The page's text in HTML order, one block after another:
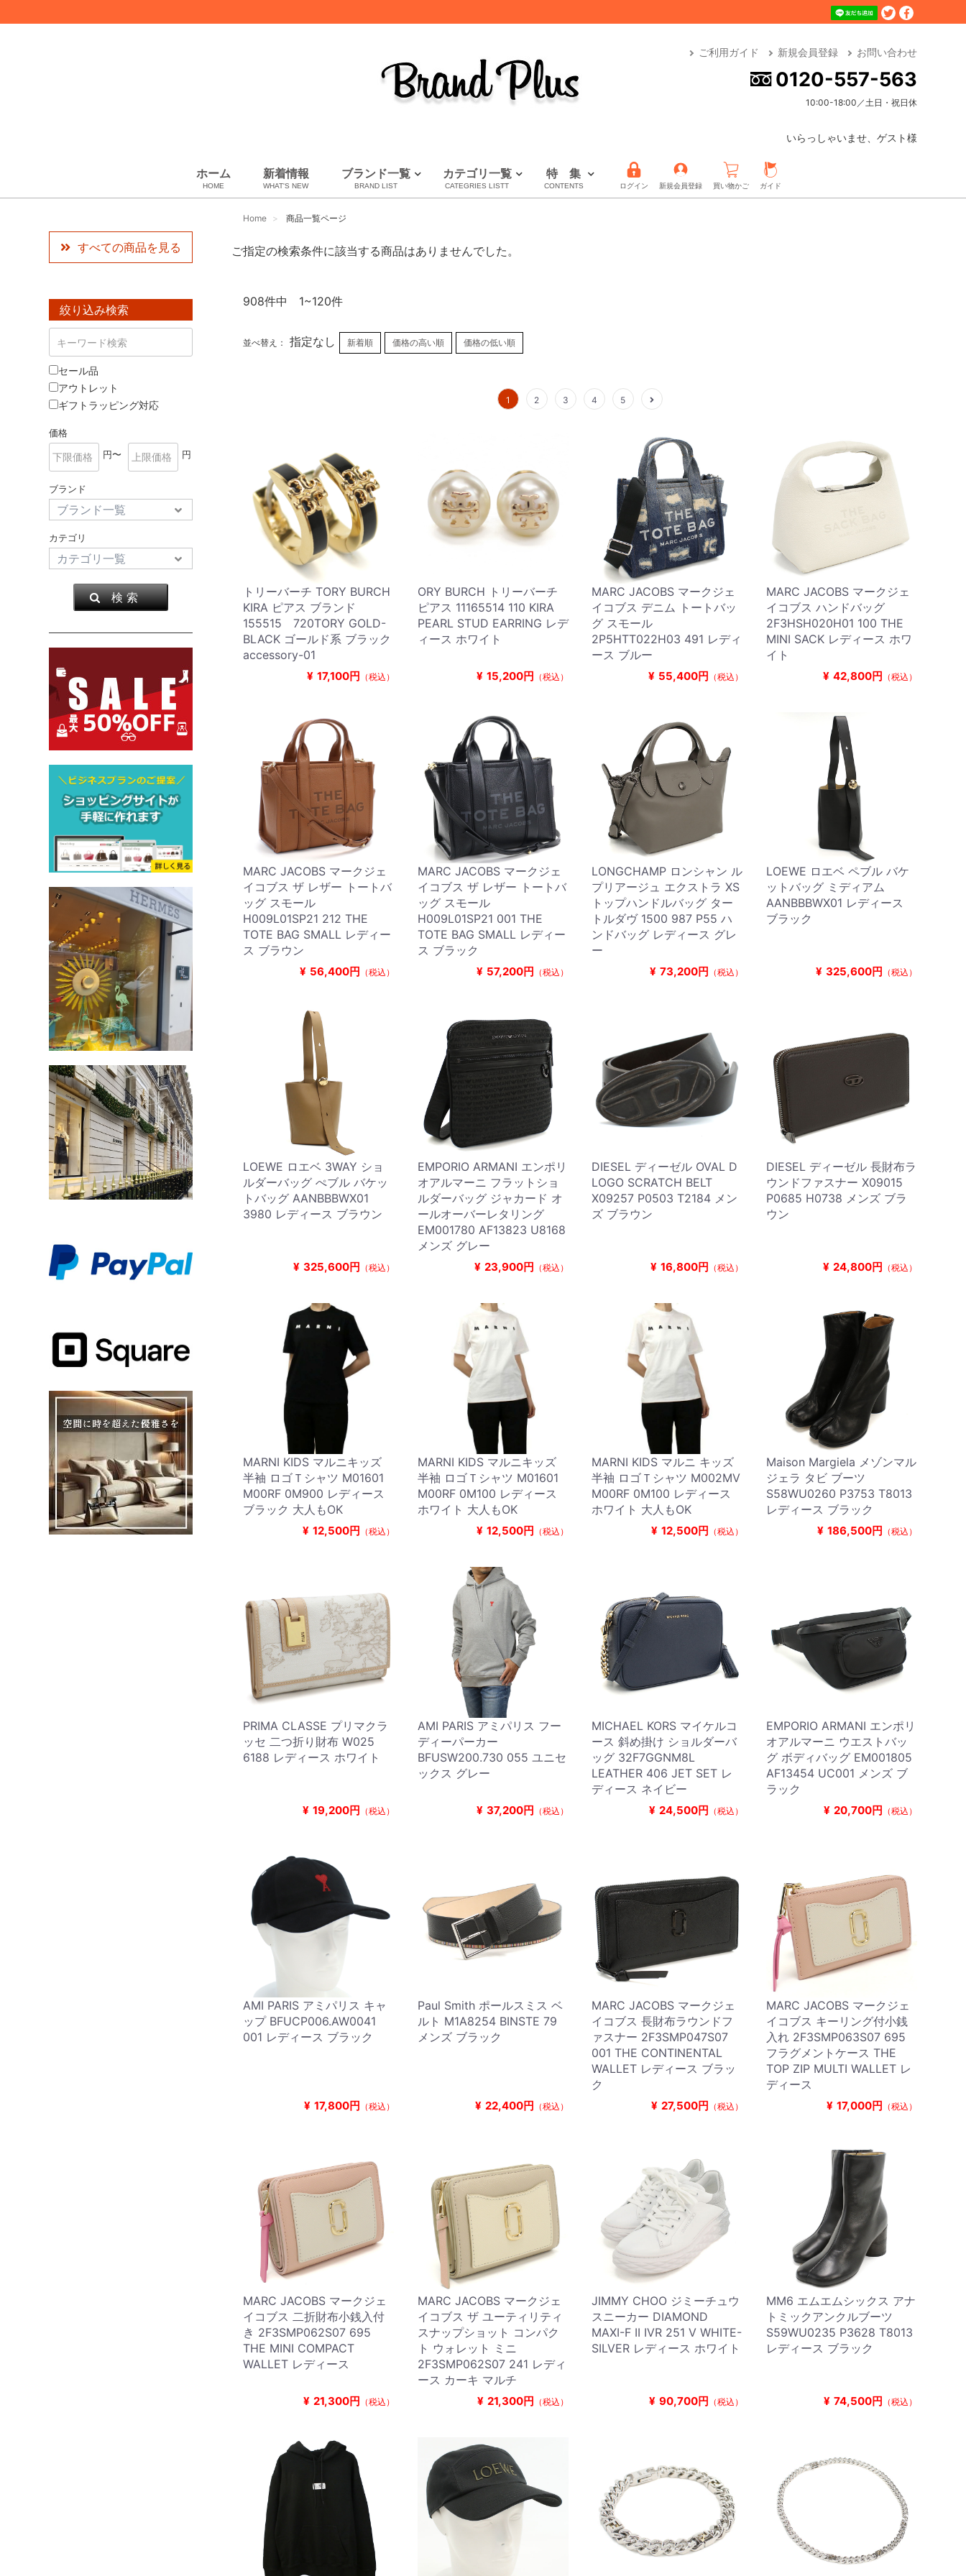
ご利用ガイド 新規会員登録 お問い合わせ
0120-557-563
10:00-18:00／土日・祝日休
いらっしゃいませ、ゲスト様
ホーム
HOME
新着情報
WHAT'S NEW
ブランド一覧
BRAND LIST
ルイヴィトン
エルメス
シャネル
全てのブランドを見る
カテゴリ一覧
CATEGRIES LISTT
スカーフ・マフラー
コート、上着
ギフトラッピング
USED Hermès
USED other
USED CHANEL
バッグ＆ポーチ
アロマ＆フレグランス
特 集
CONTENTS ログイン 新規会員登録 買い物かご ガイド
Home 商品一覧ページ
すべての商品を見る
絞り込み検索
セール品
アウトレット
ギフトラッピング対応
価格
円〜
円
ブランド
カテゴリ
検 索
ご指定の検索条件に該当する商品はありませんでした。
908件中 1~120件
並べ替え： 指定なし 新着順 価格の高い順 価格の低い順
1 2 3 4 5
トリーバーチ TORY BURCH
KIRA ピアス ブランド
155515 720TORY GOLD-
BLACK ゴールド系 ブラック
accessory-01
¥ 17,100円 （税込）
ORY BURCH トリーバーチ
ピアス 11165514 110 KIRA
PEARL STUD EARRING レデ
ィース ホワイト
¥ 15,200円 （税込）
MARC JACOBS マークジェ
イコブス デニム トートバッ
グ スモール
2P5HTT022H03 491 レディ
ース ブルー
¥ 55,400円 （税込）
MARC JACOBS マークジェ
イコブス ハンドバッグ
2F3HSH020H01 100 THE
MINI SACK レディース ホワ
イト
¥ 42,800円 （税込）
MARC JACOBS マークジェ
イコブス ザ レザー トートバ
ッグ スモール
H009L01SP21 212 THE
TOTE BAG SMALL レディー
ス ブラウン
¥ 56,400円 （税込）
MARC JACOBS マークジェ
イコブス ザ レザー トートバ
ッグ スモール
H009L01SP21 001 THE
TOTE BAG SMALL レディー
ス ブラック
¥ 57,200円 （税込）
LONGCHAMP ロンシャン ル
プリアージュ エクストラ XS
トップハンドルバッグ ター
トルダヴ 1500 987 P55 ハ
ンドバッグ レディース グレ
ー
¥ 73,200円 （税込）
LOEWE ロエベ ペブル バケ
ットバッグ ミディアム
AANBBBWX01 レディース
ブラック
¥ 325,600円 （税込）
LOEWE ロエベ 3WAY ショ
ルダーバッグ ぺブル バケッ
トバッグ AANBBBWX01
3980 レディース ブラウン
¥ 325,600円 （税込）
EMPORIO ARMANI エンポリ
オアルマーニ フラットショ
ルダーバッグ ジャカード オ
ールオーバーレタリング
EM001780 AF13823 U8168
メンズ グレー
¥ 23,900円 （税込）
DIESEL ディーゼル OVAL D
LOGO SCRATCH BELT
X09257 P0503 T2184 メン
ズ ブラウン
¥ 16,800円 （税込）
DIESEL ディーゼル 長財布ラ
ウンドファスナー X09015
P0685 H0738 メンズ ブラ
ウン
¥ 24,800円 （税込）
MARNI KIDS マルニキッズ
半袖 ロゴＴシャツ M01601
M00RF 0M900 レディース
ブラック 大人もOK
¥ 12,500円 （税込）
MARNI KIDS マルニキッズ
半袖 ロゴＴシャツ M01601
M00RF 0M100 レディース
ホワイト 大人もOK
¥ 12,500円 （税込）
MARNI KIDS マルニ キッズ
半袖 ロゴＴシャツ M002MV
M00RF 0M100 レディース
ホワイト 大人もOK
¥ 12,500円 （税込）
Maison Margiela メゾンマル
ジェラ タビ ブーツ
S58WU0260 P3753 T8013
レディース ブラック
¥ 186,500円 （税込）
PRIMA CLASSE プリマクラ
ッセ 二つ折り財布 W025
6188 レディース ホワイト
¥ 19,200円 （税込）
AMI PARIS アミパリス フー
ディーパーカー
BFUSW200.730 055 ユニセ
ックス グレー
¥ 37,200円 （税込）
MICHAEL KORS マイケルコ
ース 斜め掛け ショルダーバ
ッグ 32F7GGNM8L
LEATHER 406 JET SET レ
ディース ネイビー
¥ 24,500円 （税込）
EMPORIO ARMANI エンポリ
オアルマーニ ウエストバッ
グ ボディバッグ EM001805
AF13454 UC001 メンズ ブ
ラック
¥ 20,700円 （税込）
AMI PARIS アミパリス キャ
ップ BFUCP006.AW0041
001 レディース ブラック
¥ 17,800円 （税込）
Paul Smith ポールスミス ベ
ルト M1A8254 BINSTE 79
メンズ ブラック
¥ 22,400円 （税込）
MARC JACOBS マークジェ
イコブス 長財布ラウンドフ
ァスナー 2F3SMP047S07
001 THE CONTINENTAL
WALLET レディース ブラッ
ク
¥ 27,500円 （税込）
MARC JACOBS マークジェ
イコブス キーリング付小銭
入れ 2F3SMP063S07 695
フラグメントケース THE
TOP ZIP MULTI WALLET レ
ディース
¥ 17,000円 （税込）
MARC JACOBS マークジェ
イコブス 二折財布小銭入付
き 2F3SMP062S07 695
THE MINI COMPACT
WALLET レディース
¥ 21,300円 （税込）
MARC JACOBS マークジェ
イコブス ザ ユーティリティ
スナップショット コンパク
ト ウォレット ミニ
2F3SMP062S07 241 レディ
ース カーキ マルチ
¥ 21,300円 （税込）
JIMMY CHOO ジミーチュウ
スニーカー DIAMOND
MAXI-F II IVR 251 V WHITE-
SILVER レディース ホワイト
¥ 90,700円 （税込）
MM6 エムエムシックス アナ
トミックアンクルブーツ
S59WU0235 P3628 T8013
レディース ブラック
¥ 74,500円 （税込）